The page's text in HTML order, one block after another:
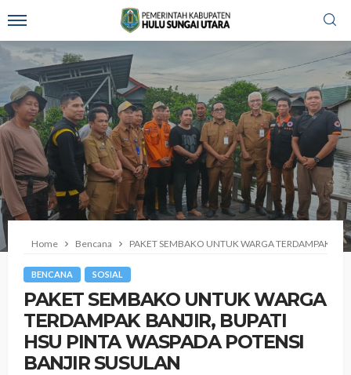
Home Bencana ‎PAKET SEMBAKO UNTUK WARGA TERDAMPAK
BENCANA SOSIAL
‎PAKET SEMBAKO UNTUK WARGA
TERDAMPAK BANJIR, BUPATI
HSU PINTA WASPADA POTENSI
BANJIR SUSULAN